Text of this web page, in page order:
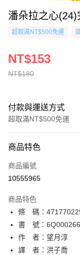
潘朵拉之心(24)
超取滿NT$500免運
NT$180
NT$153
付款與運送方式
超取滿NT$500免運
信用卡一次付款
超商取貨付款
相關說明
【關於「AFTEE先享後
AFTEE先享後付是「在
便利好安心！
１．簡單：不需註冊會
２．便利：只要手機號碼
ATM付款
運送方式
商品特色
商品編號
10555965
商品特色
條 碼：
書 號：6Q000266
作 者：望月淳
譯 者：洪子喬